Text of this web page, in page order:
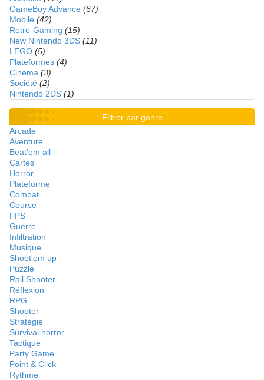
GameBoy Advance (67)
Mobile (42)
Retro-Gaming (15)
New Nintendo 3DS (11)
LEGO (5)
Plateformes (4)
Cinéma (3)
Société (2)
Nintendo 2DS (1)
Filtrer par genre
Arcade
Aventure
Beat'em all
Cartes
Horror
Plateforme
Combat
Course
FPS
Guerre
Infiltration
Musique
Shoot'em up
Puzzle
Rail Shooter
Réflexion
RPG
Shooter
Stratégie
Survival horror
Tactique
Party Game
Point & Click
Rythme